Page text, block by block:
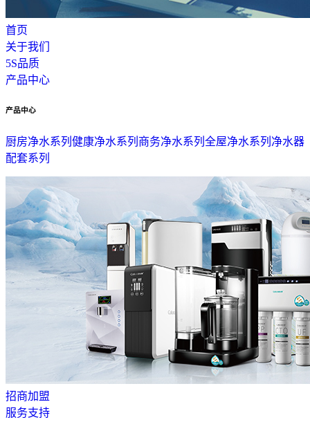
首页
关于我们
5S品质
产品中心
产品中心
厨房净水系列 健康净水系列 商务净水系列 全屋净水系列 净水器
配套系列
招商加盟
服务支持